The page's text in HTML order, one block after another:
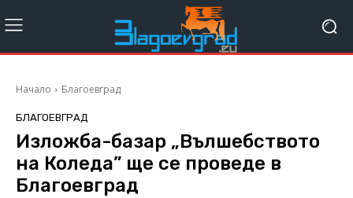
Начало Благоевград
БЛАГОЕВГРАД
Изложба-базар „Вълшебството
на Коледа” ще се проведе в
Благоевград